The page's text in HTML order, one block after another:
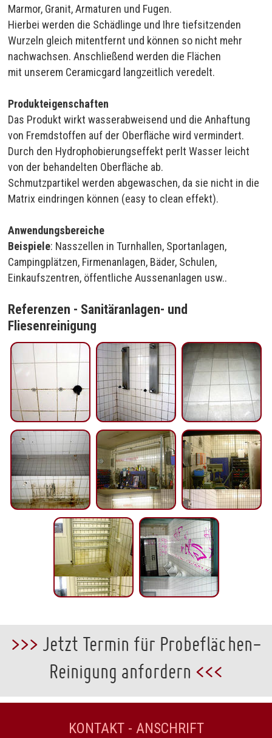
Marmor, Granit, Armaturen und Fugen.
Hierbei werden die Schädlinge und Ihre tiefsitzenden
Wurzeln gleich mitentfernt und können so nicht mehr
nachwachsen. Anschließend werden die Flächen
mit unserem Ceramicgard langzeitlich veredelt.
Produkteigenschaften
Das Produkt wirkt wasserabweisend und die Anhaftung
von Fremdstoffen auf der Oberfläche wird vermindert.
Durch den Hydrophobierungseffekt perlt Wasser leicht
von der behandelten Oberfläche ab.
Schmutzpartikel werden abgewaschen, da sie nicht in die
Matrix eindringen können (easy to clean effekt).
Anwendungsbereiche
Beispiele: Nasszellen in Turnhallen, Sportanlagen,
Campingplätzen, Firmenanlagen, Bäder, Schulen,
Einkaufszentren, öffentliche Aussenanlagen usw..
Referenzen - Sanitäranlagen- und
Fliesenreinigung
>>> Jetzt Termin für Probeflächen-
Reinigung anfordern <<<
KONTAKT - ANSCHRIFT